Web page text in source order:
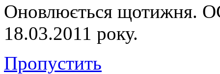
Оновлюється
18.03.2011 року.
Пропустить